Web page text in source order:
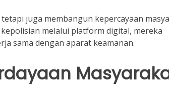
juga membangun kepercayaan
melalui platform digital, mereka
sama dengan aparat keamanan.